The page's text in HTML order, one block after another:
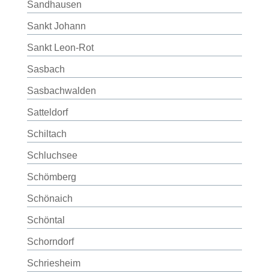
Sandhausen
Sankt Johann
Sankt Leon-Rot
Sasbach
Sasbachwalden
Satteldorf
Schiltach
Schluchsee
Schömberg
Schönaich
Schöntal
Schorndorf
Schriesheim